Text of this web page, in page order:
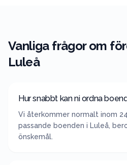
Vanliga frågor om
Luleå
Hur snabbt kan ni ordna
Vi återkommer normalt inom
passande boenden i Luleå,
önskemål.